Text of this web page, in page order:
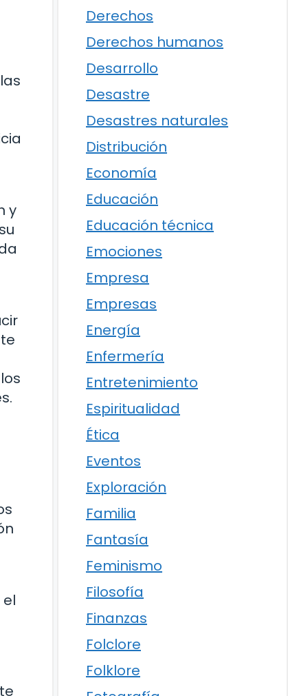
y
Derechos
Derechos humanos
Desarrollo
Desastre
Desastres naturales
Distribución
Economía
Educación
Educación técnica
Emociones
Empresa
Empresas
Energía
Enfermería
Entretenimiento
Espiritualidad
Ética
Eventos
Exploración
Familia
Fantasía
Feminismo
Filosofía
Finanzas
Folclore
Folklore